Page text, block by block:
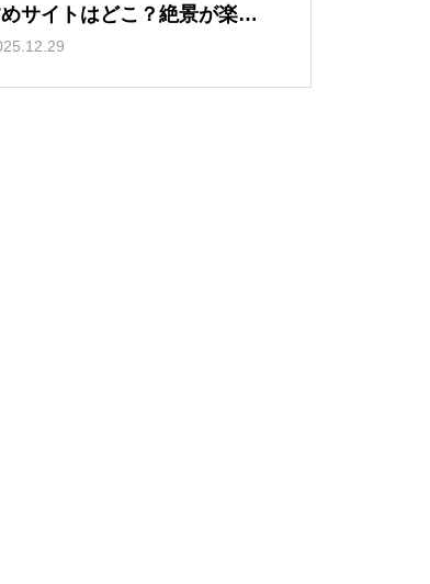
サイトはどこ？絶景が楽し
気区画を紹介